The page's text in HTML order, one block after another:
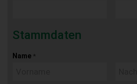
Stammdaten
Name *